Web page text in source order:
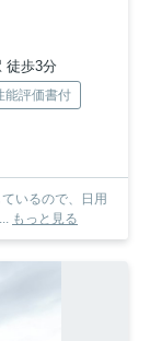
徒歩3分
能評価書付
いるので、日用
もっと見る